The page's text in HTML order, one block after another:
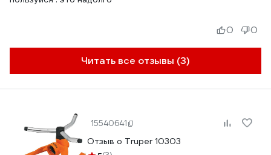
Читать все отзывы (3)
0 0
15540641
Отзыв о Truper 10303